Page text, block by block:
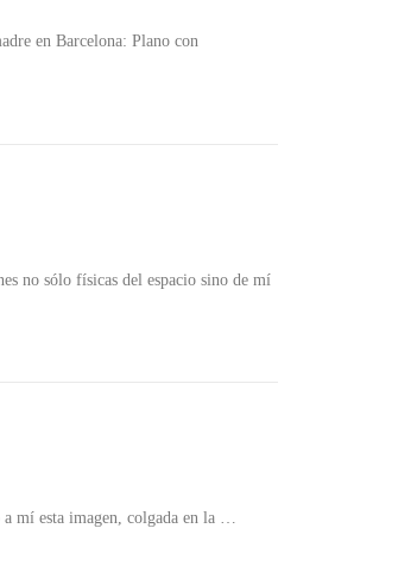
en Barcelona: Plano con
no sólo físicas del espacio sino de mí
a mí esta imagen, colgada en la …